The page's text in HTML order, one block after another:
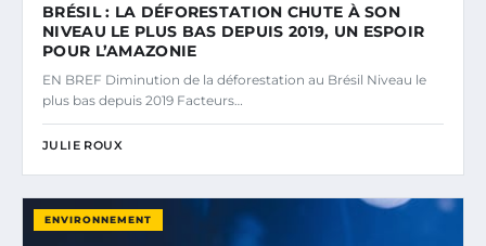
BRÉSIL : LA DÉFORESTATION CHUTE À SON
NIVEAU LE PLUS BAS DEPUIS 2019, UN ESPOIR
POUR L’AMAZONIE
EN BREF Diminution de la déforestation au Brésil Niveau le
plus bas depuis 2019 Facteurs…
JULIE ROUX
ENVIRONNEMENT